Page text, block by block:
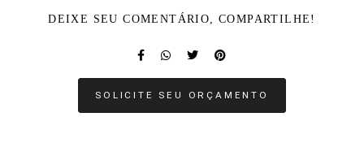
DEIXE SEU COMENTÁRIO, COMPARTILHE!
SOLICITE SEU ORÇAMENTO